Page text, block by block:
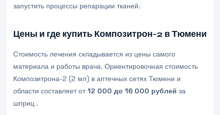
запустить процессы репарации тканей.
Цены и где купить Композитрон-2 в Тюмени
Стоимость лечения складывается из цены самого
материала и работы врача. Ориентировочная стоимость
Композитрона-2 (2 мл) в аптечных сетях Тюмени и
области составляет от12 000 до 16 000 рублей за
шприц .